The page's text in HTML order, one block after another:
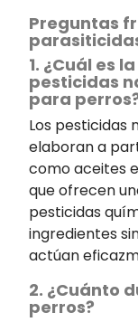
Preguntas
1. ¿Cuál es
pesticidas
para
Los pesticidas
elaboran a
como aceites
que ofrecen
pesticidas
ingredientes
actúan
2. ¿Cuánto
perros?